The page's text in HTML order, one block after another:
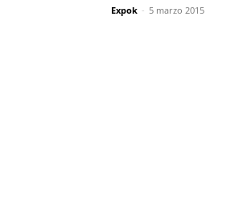
Expok - 5 marzo 2015